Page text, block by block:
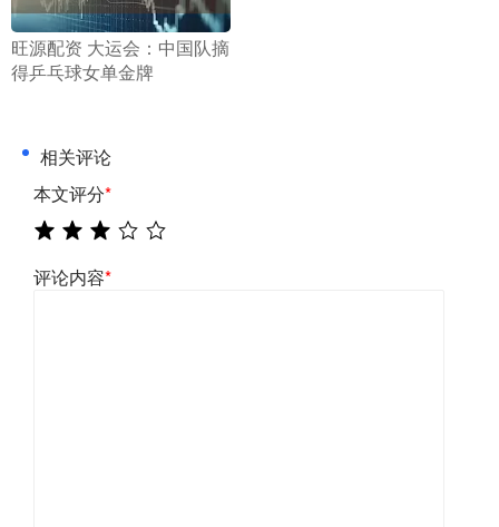
​旺源配资 大运会：中国队摘
得乒乓球女单金牌
相关评论
本文评分*
评论内容*